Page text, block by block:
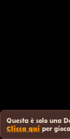
Questa è solo una
Clicca qui per